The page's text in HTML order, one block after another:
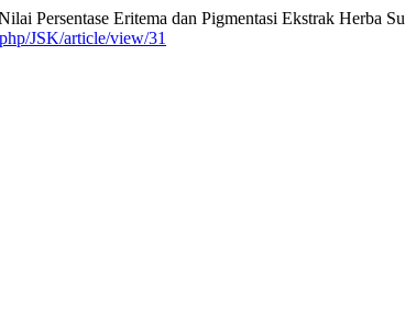
Persentase Eritema dan Pigmentasi Ekstrak Herba
JSK/article/view/31